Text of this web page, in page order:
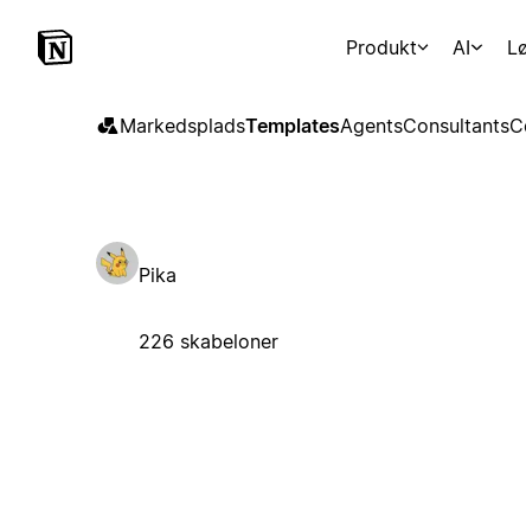
Produkt AI
MarkedspladsTemplatesAgentsConsultants
Pika
226 skabeloner